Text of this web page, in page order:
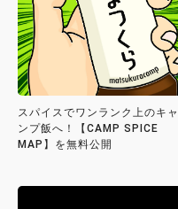
スパイスでワンランク上のキャ
ンプ飯へ！【CAMP SPICE
MAP】を無料公開